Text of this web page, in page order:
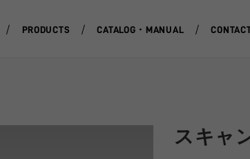
PRODUCTS CATALOG・MANUAL
スキャ